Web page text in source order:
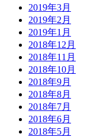
2019年3月
2019年2月
2019年1月
2018年12月
2018年11月
2018年10月
2018年9月
2018年8月
2018年7月
2018年6月
2018年5月